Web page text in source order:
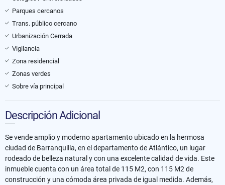
Parques cercanos
Trans. público cercano
Urbanización Cerrada
Vigilancia
Zona residencial
Zonas verdes
Sobre vía principal
Descripción Adicional
Se vende amplio y moderno apartamento ubicado en la hermosa
ciudad de Barranquilla, en el departamento de Atlántico, un lugar
rodeado de belleza natural y con una excelente calidad de vida. Este
inmueble cuenta con un área total de 115 M2, con 115 M2 de
construcción y una cómoda área privada de igual medida. Además,